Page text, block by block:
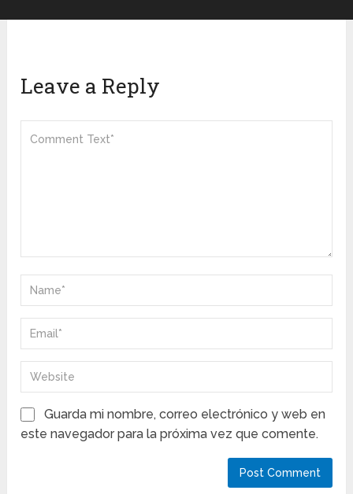
Leave a Reply
Guarda mi nombre, correo electrónico y web en
este navegador para la próxima vez que comente.